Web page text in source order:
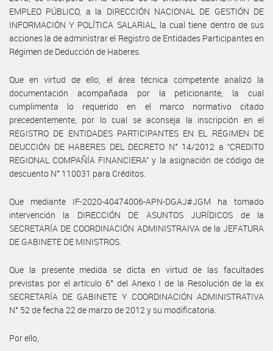
EMPLEO PÚBLICO, a la DIRECCIÓN NACIONAL DE GESTIÓN DE
INFORMACIÓN Y POLÍTICA SALARIAL, la cual tiene dentro de sus
acciones la de administrar el Registro de Entidades Participantes en
Régimen de Deducción de Haberes.
Que en virtud de ello, el área técnica competente analizó la
documentación acompañada por la peticionante, la cual
cumplimenta lo requerido en el marco normativo citado
precedentemente, por lo cual se aconseja la inscripción en el
REGISTRO DE ENTIDADES PARTICIPANTES EN EL RÉGIMEN DE
DEUCCIÓN DE HABERES DEL DECRETO N° 14/2012 a “CREDITO
REGIONAL COMPAÑÍA FINANCIERA” y la asignación de código de
descuento N° 110031 para Créditos.
Que mediante IF-2020-40474006-APN-DGAJ#JGM ha tomado
intervención la DIRECCIÓN DE ASUNTOS JURÍDICOS de la
SECRETARÍA DE COORDINACIÓN ADMINISTRAIVA de la JEFATURA
DE GABINETE DE MINISTROS.
Que la presente medida se dicta en virtud de las facultades
previstas por el artículo 6° del Anexo I de la Resolución de la ex
SECRETARÍA DE GABINETE Y COORDINACIÓN ADMINISTRATIVA
N° 52 de fecha 22 de marzo de 2012 y su modificatoria.
Por ello,